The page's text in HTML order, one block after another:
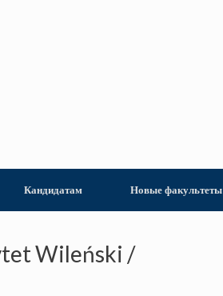
Кандидатам Новые факультеты
Wileński /